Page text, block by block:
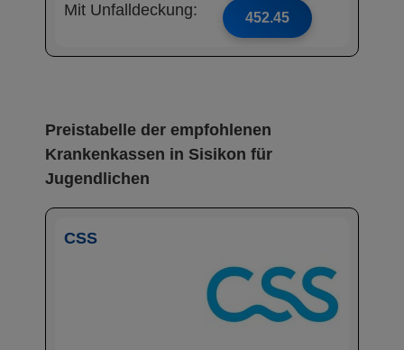
Mit Unfalldeckung: 452.45
Preistabelle der empfohlenen
Krankenkassen in Sisikon für
Jugendlichen
CSS